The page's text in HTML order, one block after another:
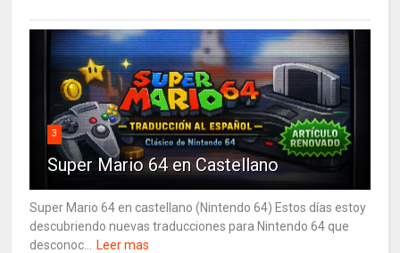
3
Super Mario 64 en Castellano
Super Mario 64 en castellano (Nintendo 64) Estos días estoy
descubriendo nuevas traducciones para Nintendo 64 que
desconoc...
Leer mas